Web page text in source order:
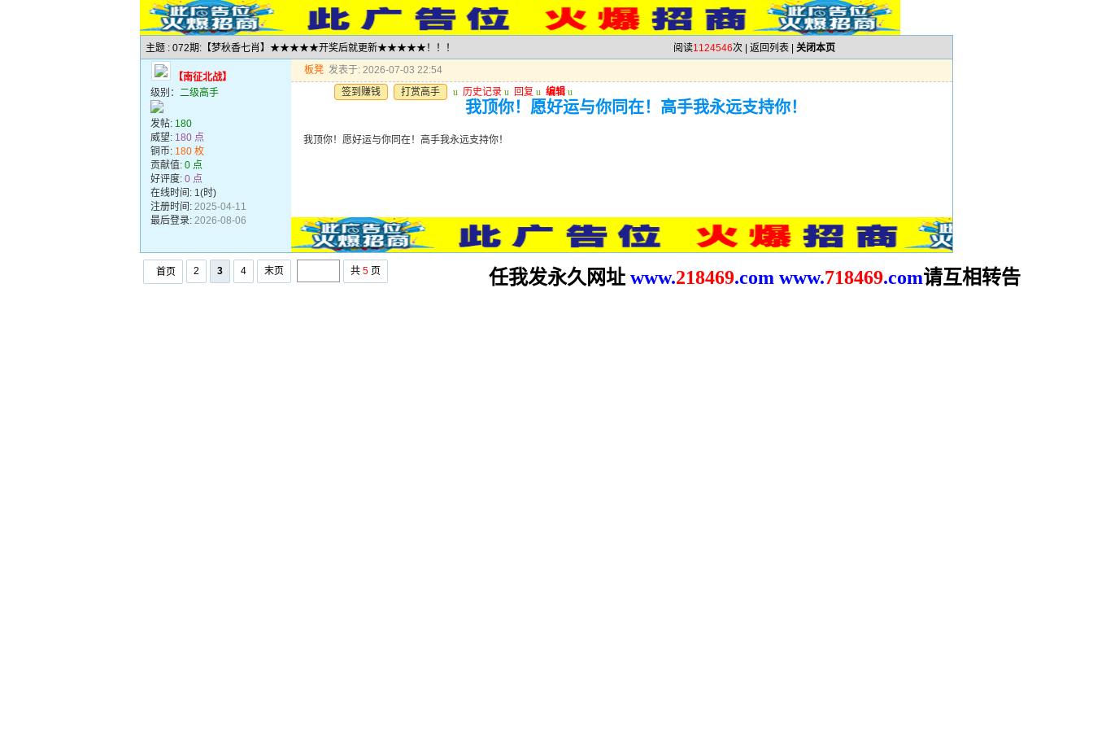
主题 : 072期:【梦秋香七肖】★★★★★开奖后就更新★★★★★！！！ 阅读1124546次 | 返回列表 关闭本页
【南征北战】
级别： 二级高手
发帖: 180
威望: 180 点
铜币: 180 枚
贡献值: 0 点
好评度: 0 点
在线时间: 1(时)
注册时间: 2025-04-11
最后登录: 2026-08-06
板凳 发表于: 2026-07-03 22:54
签到赚钱
打赏高手 u 历史记录 u 回复 u 编辑 u
我顶你！愿好运与你同在！高手我永远支持你！
我顶你！愿好运与你同在！高手我永远支持你！
首页 2 3 4 末页 共 5 页 任我发永久网址 www.218469.com www.718469.com请互相转告